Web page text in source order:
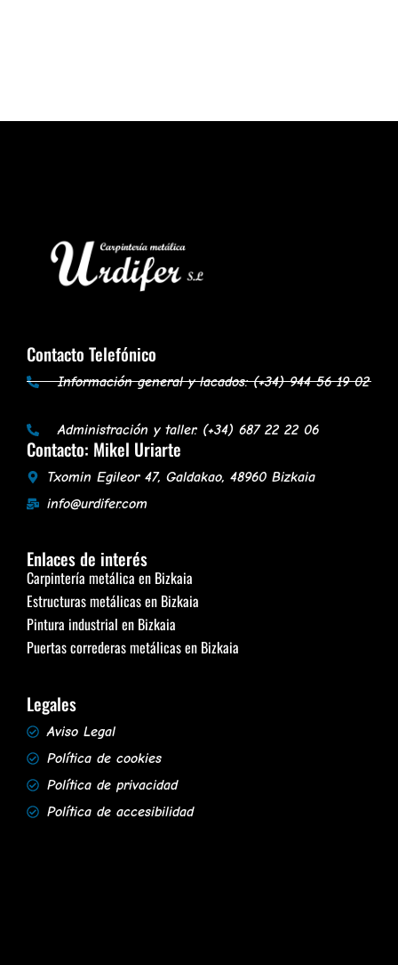
Contacto Telefónico
Información general y lacados: (+34) 944 56 19 02
Administración y taller: (+34) 687 22 22 06
Contacto: Mikel Uriarte
Txomin Egileor 47, Galdakao, 48960 Bizkaia
info@urdifer.com
Enlaces de interés
Carpintería metálica en Bizkaia
Estructuras metálicas en Bizkaia
Pintura industrial en Bizkaia
Puertas correderas metálicas en Bizkaia
Legales
Aviso Legal
Política de cookies
Política de privacidad
Política de accesibilidad